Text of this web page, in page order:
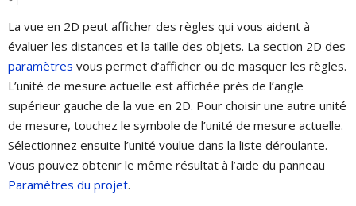
La vue en 2D peut afficher des règles qui vous aident à
évaluer les distances et la taille des objets. La section 2D des
paramètres vous permet d’afficher ou de masquer les règles.
L’unité de mesure actuelle est affichée près de l’angle
supérieur gauche de la vue en 2D. Pour choisir une autre unité
de mesure, touchez le symbole de l’unité de mesure actuelle.
Sélectionnez ensuite l’unité voulue dans la liste déroulante.
Vous pouvez obtenir le même résultat à l’aide du panneau
Paramètres du projet.